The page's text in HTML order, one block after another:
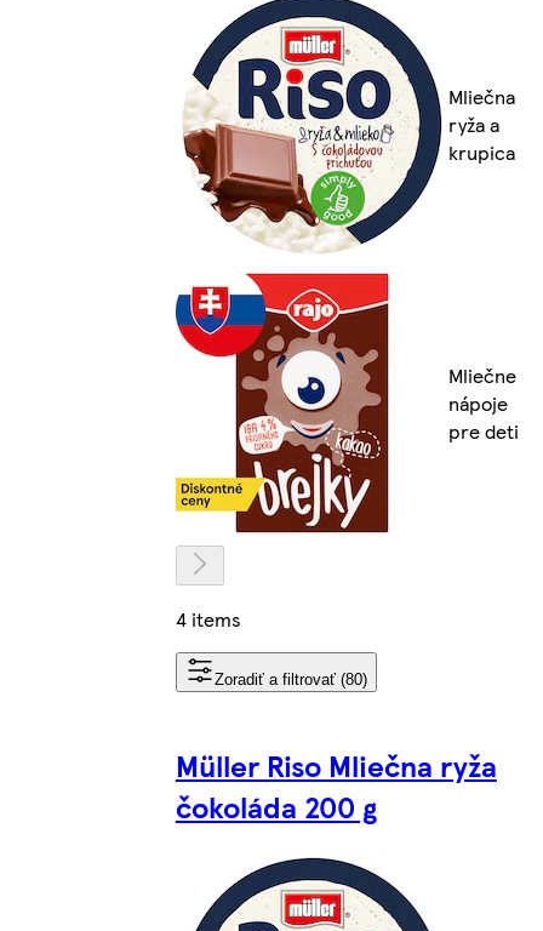
Mliečna
ryža a
krupica
Mliečne
nápoje
pre deti
4 items
Zoradiť a filtrovať (80)
Müller Riso Mliečna ryža
čokoláda 200 g